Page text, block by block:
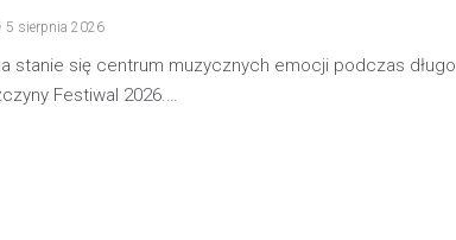
5 sierpnia 2026
stanie się centrum muzycznych emocji podczas długo
Festiwal 2026.…